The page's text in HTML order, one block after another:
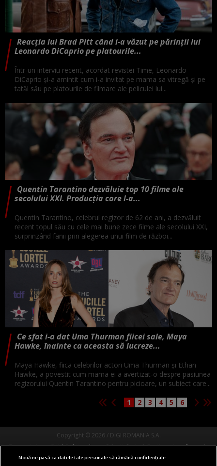
Reacția lui Brad Pitt când i-a văzut pe părinții lui
Leonardo DiCaprio pe platourile...
Într-un interviu recent, acordat revistei Time, Leonardo
DiCaprio și-a amintit cum i-a invitat pe mama sa vitregă și pe
tatăl său pe platourile de filmare ale peliculei lui...
Quentin Tarantino dezvăluie top 10 filme ale
secolului XXI. Producția care l-a...
Quentin Tarantino, celebrul regizor de 62 de ani, a dezvăluit
recent topul său cu cele mai bune zece filme ale secolului XXI,
surprinzând fanii prin alegerea unui film de război...
Ce sfat i-a dat Uma Thurman fiicei sale, Maya
Hawke, înainte ca aceasta să lucreze...
Maya Hawke, fiica celebrilor actori Uma Thurman și Ethan
Hawke, a povestit cum mama ei a avertizat-o despre pasiunea
regizorului Quentin Tarantino pentru picioare, un subiect care...
1 2 3 4 5 6
Copyright © 2026 / DIGI ROMANIA S.A.
Termeni si conditii
Politica de confidentialitate
Gestionați preferințele
Comunicate de presă
Abonare Digi TV Contact/Info
Nouă ne pasă ca datele tale personale să rămână confidențiale